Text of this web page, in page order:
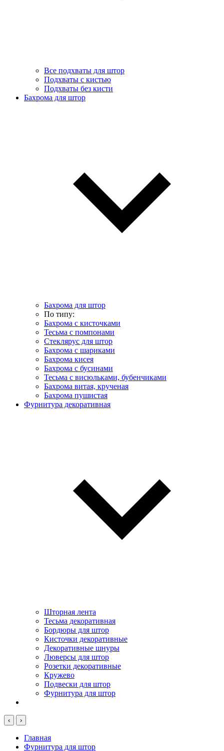
Все подхваты для штор
Подхваты с кистью
Подхваты без кисти
Бахрома для штор
Бахрома для штор
По типу:
Бахрома с кисточками
Тесьма с помпонами
Стеклярус для штор
Бахрома с шариками
Бахрома кисея
Бахрома с бусинами
Тесьма с висюльками, бубенчиками
Бахрома витая, крученая
Бахрома пушистая
Фурнитура декоративная
Шторная лента
Тесьма декоративная
Бордюры для штор
Кисточки декоративные
Декоративные шнуры
Люверсы для штор
Розетки декоративные
Кружево
Подвески для штор
Фурнитура для штор
‹ ›
Главная
Фурнитура для штор